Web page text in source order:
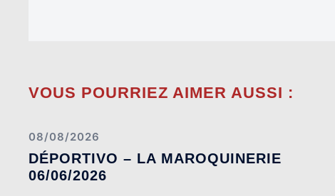
VOUS POURRIEZ AIMER AUSSI :
08/08/2026
DÉPORTIVO – LA MAROQUINERIE
06/06/2026